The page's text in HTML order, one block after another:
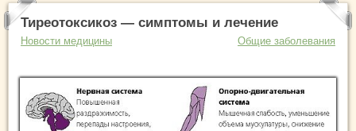
Тиреотоксикоз — симптомы и лечение
Новости медицины Общие заболевания